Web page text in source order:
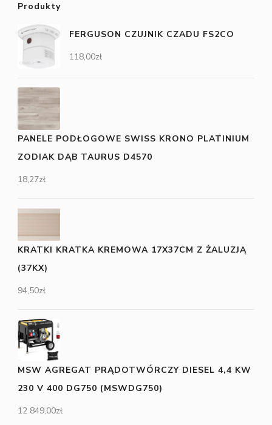
Produkty
FERGUSON CZUJNIK CZADU FS2CO
118,00zł
PANELE PODŁOGOWE SWISS KRONO PLATINIUM
ZODIAK DĄB TAURUS D4570
18,27zł
KRATKI KRATKA KREMOWA 17X37CM Z ŻALUZJĄ
(37KX)
94,50zł
MSW AGREGAT PRĄDOTWÓRCZY DIESEL 4,4 KW
230 V 400 DG750 (MSWDG750)
12 849,00zł